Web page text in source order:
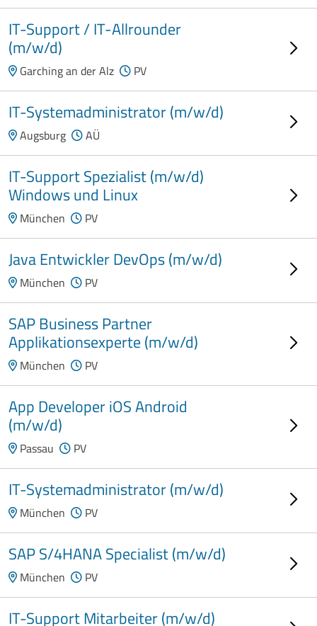
IT-Support / IT-Allrounder
(m/w/d)
Garching an der Alz PV
IT-Systemadministrator (m/w/d)
Augsburg AÜ
IT-Support Spezialist (m/w/d)
Windows und Linux
München PV
Java Entwickler DevOps (m/w/d)
München PV
SAP Business Partner
Applikationsexperte (m/w/d)
München PV
App Developer iOS Android
(m/w/d)
Passau PV
IT-Systemadministrator (m/w/d)
München PV
SAP S/4HANA Specialist (m/w/d)
München PV
IT-Support Mitarbeiter (m/w/d)